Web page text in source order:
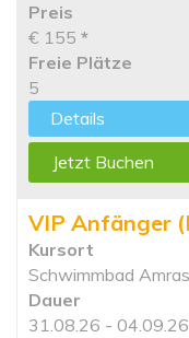
Preis
€ 155 *
Freie Plätze
5
Details
Jetzt Buchen
VIP Anfänger
Kursort
Schwimmbad Amras
Dauer
31.08.26 - 04.09.26